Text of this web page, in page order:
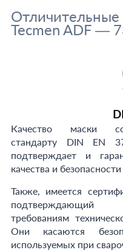
Отличительные
Tecmen ADF —
Качество маски
стандарту DIN EN
подтверждает и
качества и
Также, имеется
подтверждающий
требованиям
Они касаются
используемых при